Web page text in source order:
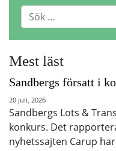
Mest läst
Sandbergs försatt i
20 juli, 2026
Sandbergs Lots &
konkurs. Det
nyhetssajten Carup